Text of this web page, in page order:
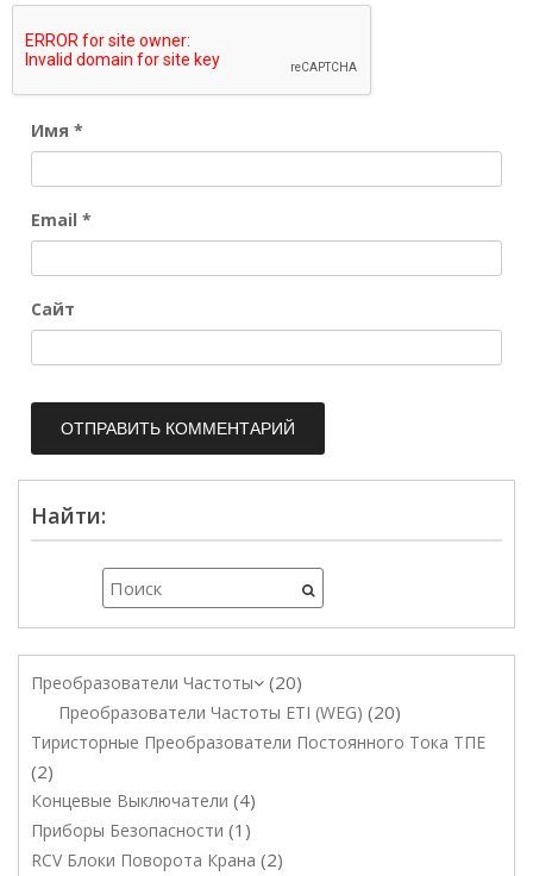
Имя *
Email *
Сайт
Найти:
Преобразователи Частоты 20
Преобразователи Частоты ETI (WEG) 20
Тиристорные Преобразователи Постоянного Тока ТПЕ
2
Концевые Выключатели 4
Приборы Безопасности 1
RCV Блоки Поворота Крана 2